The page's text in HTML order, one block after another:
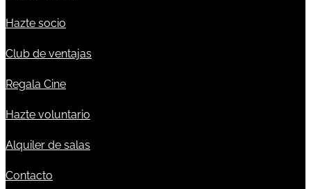
Hazte socio
Club de ventajas
Regala Cine
Hazte voluntario
Alquiler de salas
Contacto